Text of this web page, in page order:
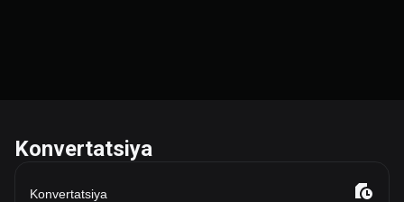
Konvertatsiya
Konvertatsiya